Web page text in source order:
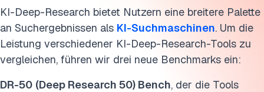
KI-Deep-Research bietet Nutzern eine breitere Palette
an Suchergebnissen als KI-Suchmaschinen. Um die
Leistung verschiedener KI-Deep-Research-Tools zu
vergleichen, führen wir drei neue Benchmarks ein:
DR-50 (Deep Research 50) Bench, der die Tools
Zitieren Sie diesen Benchmark